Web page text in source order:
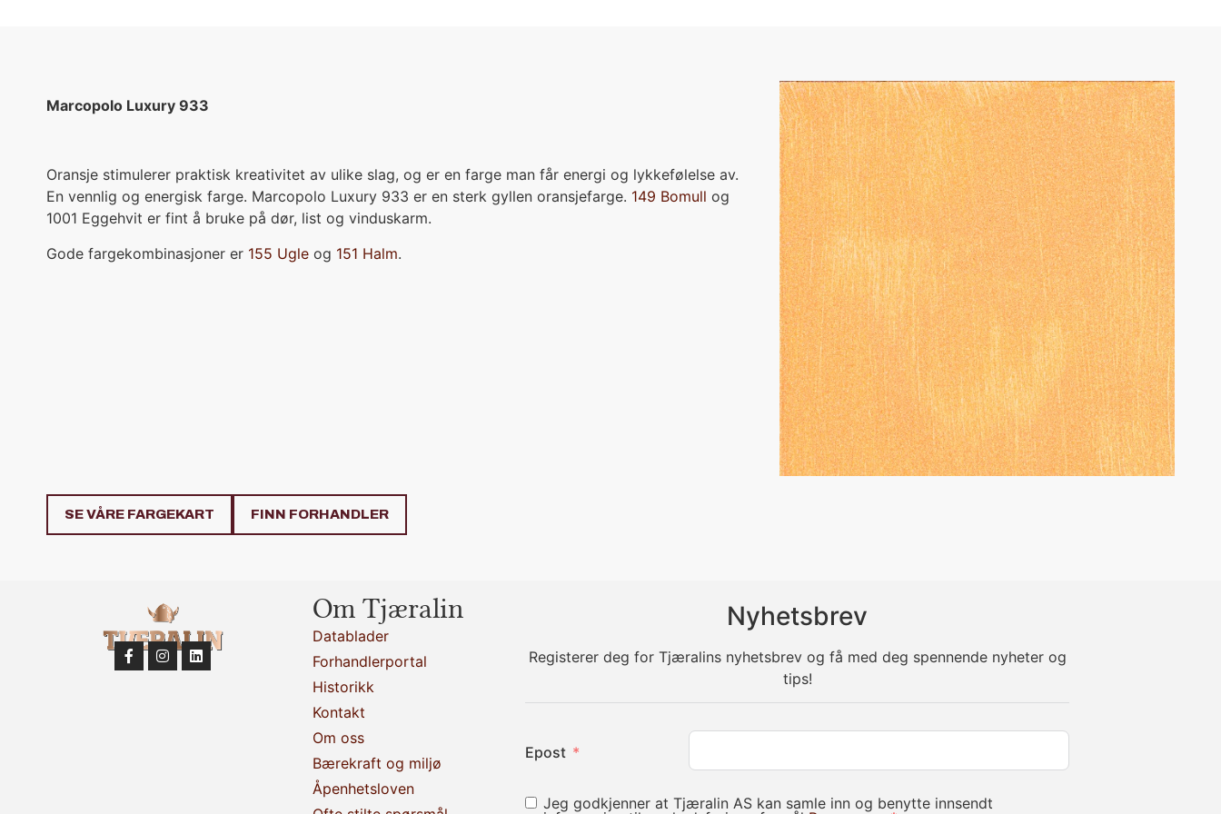
Marcopolo Luxury 933
Oransje stimulerer praktisk kreativitet av ulike slag, og er en farge man får energi og lykkefølelse av.
En vennlig og energisk farge. Marcopolo Luxury 933 er en sterk gyllen oransjefarge. 149 Bomull og
1001 Eggehvit er fint å bruke på dør, list og vinduskarm.
Gode fargekombinasjoner er 155 Ugle og 151 Halm.
SE VÅRE FARGEKART FINN FORHANDLER
Om Tjæralin
Datablader
Forhandlerportal
Historikk
Kontakt
Om oss
Bærekraft og miljø
Åpenhetsloven
Nyhetsbrev
Registerer deg for Tjæralins nyhetsbrev og få med deg spennende nyheter og
tips!
Epost
Jeg godkjenner at Tjæralin AS kan samle inn og benytte innsendt